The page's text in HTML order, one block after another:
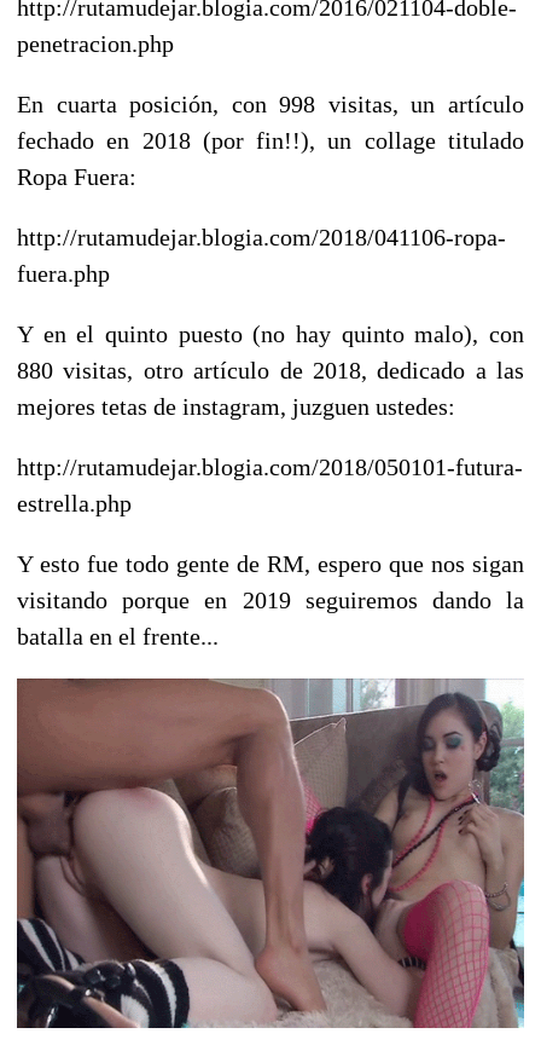
http://rutamudejar.blogia.com/2016/021104-doble-
penetracion.php
En cuarta posición, con 998 visitas, un artículo
fechado en 2018 (por fin!!), un collage titulado
Ropa Fuera:
http://rutamudejar.blogia.com/2018/041106-ropa-
fuera.php
Y en el quinto puesto (no hay quinto malo), con
880 visitas, otro artículo de 2018, dedicado a las
mejores tetas de instagram, juzguen ustedes:
http://rutamudejar.blogia.com/2018/050101-futura-
estrella.php
Y esto fue todo gente de RM, espero que nos sigan
visitando porque en 2019 seguiremos dando la
batalla en el frente...